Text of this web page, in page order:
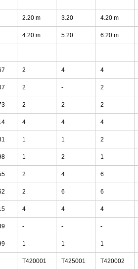
2.20 m 3.20 4.20 m
4.20 m 5.20 6.20 m
2 4 4
2 - 2
2 2 2
4 4 4
1 1 2
1 2 1
2 4 6
2 6 6
4 4 4
- - -
1 1 1
T420001 T425001 T420002